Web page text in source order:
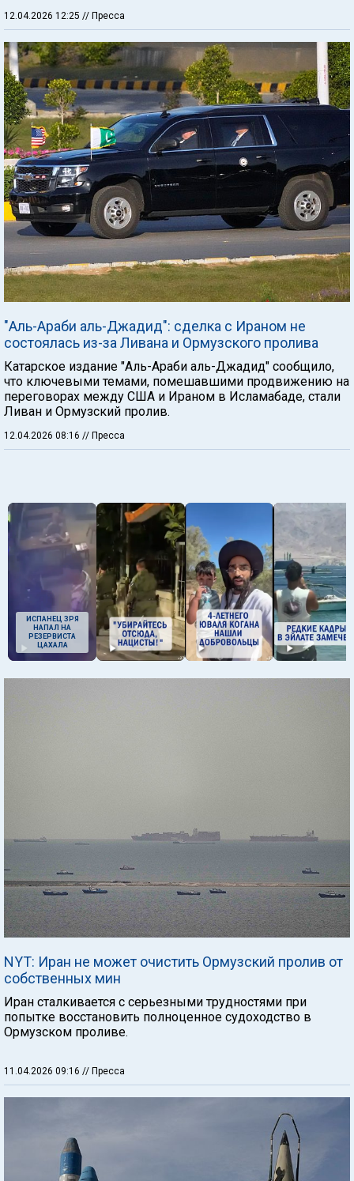
12.04.2026 12:25 // Пресса
"Аль-Араби аль-Джадид": сделка с Ираном не
состоялась из-за Ливана и Ормузского пролива
Катарское издание "Аль-Араби аль-Джадид" сообщило,
что ключевыми темами, помешавшими продвижению на
переговорах между США и Ираном в Исламабаде, стали
Ливан и Ормузский пролив.
12.04.2026 08:16 // Пресса
ИСПАНЕЦ ЗРЯ
НАПАЛ НА
РЕЗЕРВИСТА
ЦАХАЛА
NYT: Иран не может очистить Ормузский пролив от
собственных мин
Иран сталкивается с серьезными трудностями при
попытке восстановить полноценное судоходство в
Ормузском проливе.
11.04.2026 09:16 // Пресса